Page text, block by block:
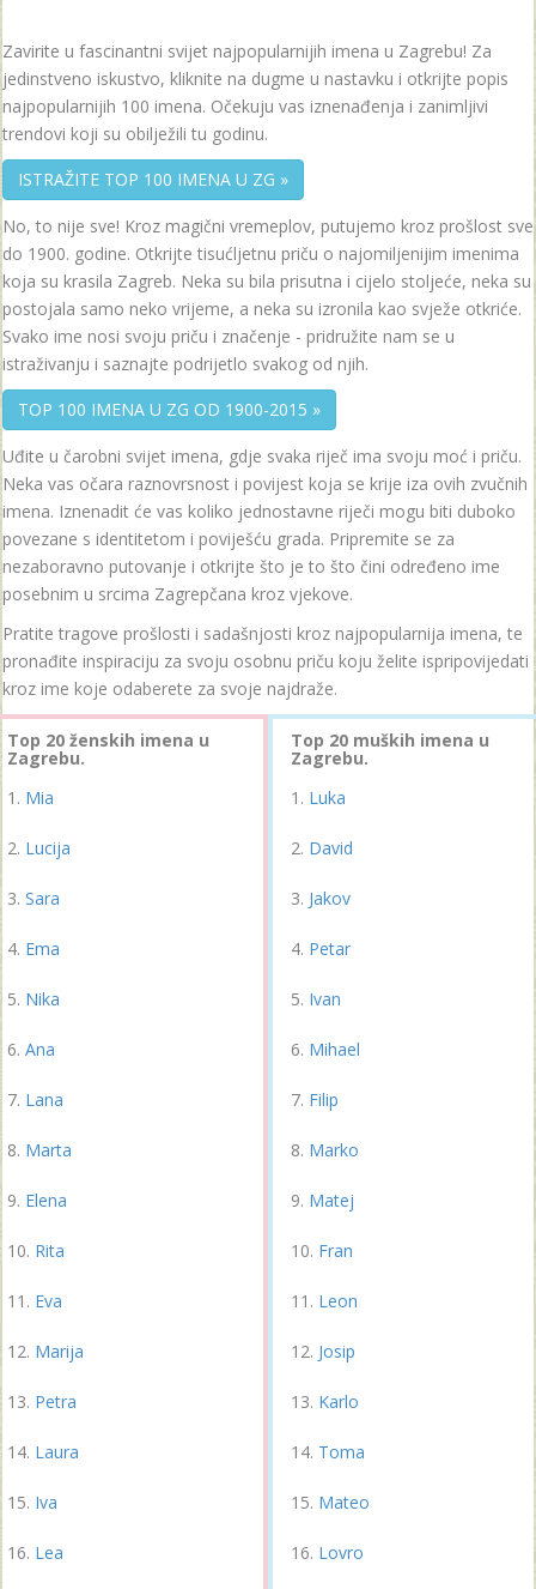
Zavirite u fascinantni svijet najpopularnijih imena u Zagrebu! Za
jedinstveno iskustvo, kliknite na dugme u nastavku i otkrijte popis
najpopularnijih 100 imena. Očekuju vas iznenađenja i zanimljivi
trendovi koji su obilježili tu godinu.
ISTRAŽITE TOP 100 IMENA U ZG »
No, to nije sve! Kroz magični vremeplov, putujemo kroz prošlost sve
do 1900. godine. Otkrijte tisućljetnu priču o najomiljenijim imenima
koja su krasila Zagreb. Neka su bila prisutna i cijelo stoljeće, neka su
postojala samo neko vrijeme, a neka su izronila kao svježe otkriće.
Svako ime nosi svoju priču i značenje - pridružite nam se u
istraživanju i saznajte podrijetlo svakog od njih.
TOP 100 IMENA U ZG OD 1900-2015 »
Uđite u čarobni svijet imena, gdje svaka riječ ima svoju moć i priču.
Neka vas očara raznovrsnost i povijest koja se krije iza ovih zvučnih
imena. Iznenadit će vas koliko jednostavne riječi mogu biti duboko
povezane s identitetom i poviješću grada. Pripremite se za
nezaboravno putovanje i otkrijte što je to što čini određeno ime
posebnim u srcima Zagrepčana kroz vjekove.
Pratite tragove prošlosti i sadašnjosti kroz najpopularnija imena, te
pronađite inspiraciju za svoju osobnu priču koju želite ispripovijedati
kroz ime koje odaberete za svoje najdraže.
Top 20 ženskih imena u
Zagrebu.
Mia
Lucija
Sara
Ema
Nika
Ana
Lana
Marta
Elena
Rita
Eva
Marija
Petra
Laura
Iva
Lea
Top 20 muških imena u
Zagrebu.
Luka
David
Jakov
Petar
Ivan
Mihael
Filip
Marko
Matej
Fran
Leon
Josip
Karlo
Toma
Mateo
Lovro